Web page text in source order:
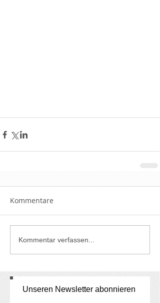
Kommentare
Kommentar verfassen...
Unseren Newsletter abonnieren